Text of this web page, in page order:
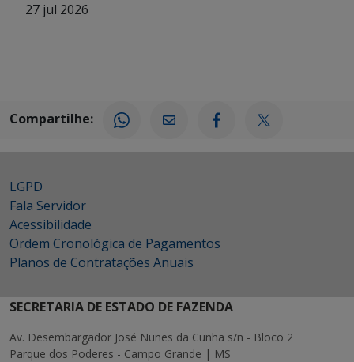
27 jul 2026
Compartilhe:
LGPD
Fala Servidor
Acessibilidade
Ordem Cronológica de Pagamentos
Planos de Contratações Anuais
SECRETARIA DE ESTADO DE FAZENDA
Av. Desembargador José Nunes da Cunha s/n - Bloco 2
Parque dos Poderes - Campo Grande | MS